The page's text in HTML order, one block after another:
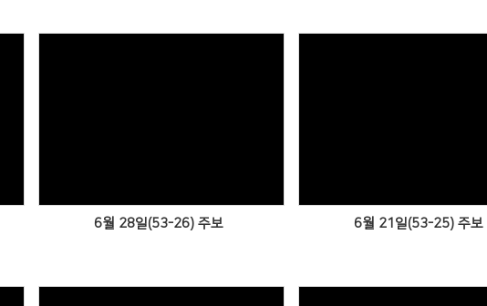
6월 28일(53-26) 주보 6월 21일(53-25) 주보